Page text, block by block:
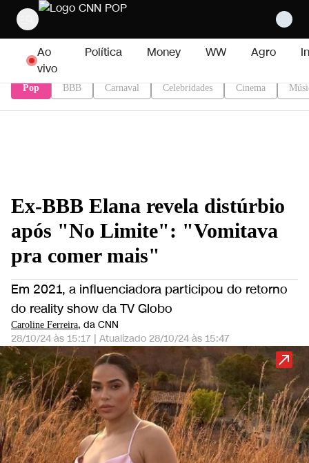
Pular para o conteúdo
Ao
vivo
Política Money WW Agro
Pop BBB Carnaval Celebridades Cinema
Ex-BBB Elana revela distúrbio
após "No Limite": "Vomitava
pra comer mais"
Em 2021, a influenciadora participou do retorno
do reality show da TV Globo
Caroline Ferreira, da CNN
28/10/24 às 15:17 | Atualizado 28/10/24 às 15:47